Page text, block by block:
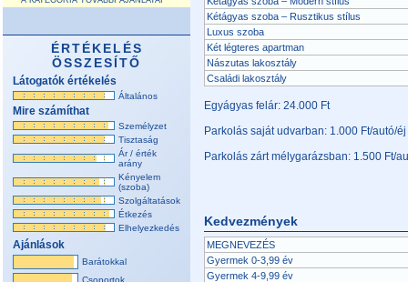
ÉRTÉKELÉS
ÖSSZESÍTŐ
Látogatók értékelés
Általános
Mire számíthat
Személyzet
Tisztaság
Ár / érték
arány
Kényelem
(szoba)
Szolgáltatások
Étkezés
Elhelyezkedés
Ajánlások
Barátokkal
Csoportok
Kétágyas szoba – Rusztikus stílus
Luxus szoba
Két légteres apartman
Nászutas lakosztály
Családi lakosztály
Egyágyas felár: 24.000 Ft
Parkolás saját udvarban: 1.000 Ft/autó/éj
Parkolás zárt mélygarázsban: 1.500 Ft/
Kedvezmények
MEGNEVEZÉS
Gyermek 0-3,99 év
Gyermek 4-9,99 év